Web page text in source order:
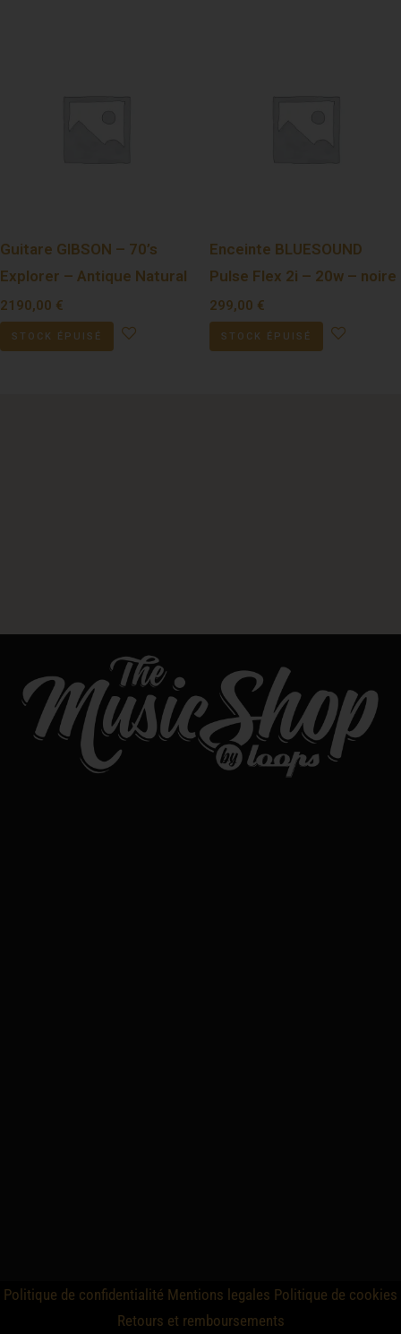
Guitare GIBSON – 70’s
Explorer – Antique Natural
2190,00 €
STOCK ÉPUISÉ
Enceinte BLUESOUND
Pulse Flex 2i – 20w – noire
299,00 €
STOCK ÉPUISÉ
Politique de confidentialité Mentions legales Politique de cookies
Retours et remboursements